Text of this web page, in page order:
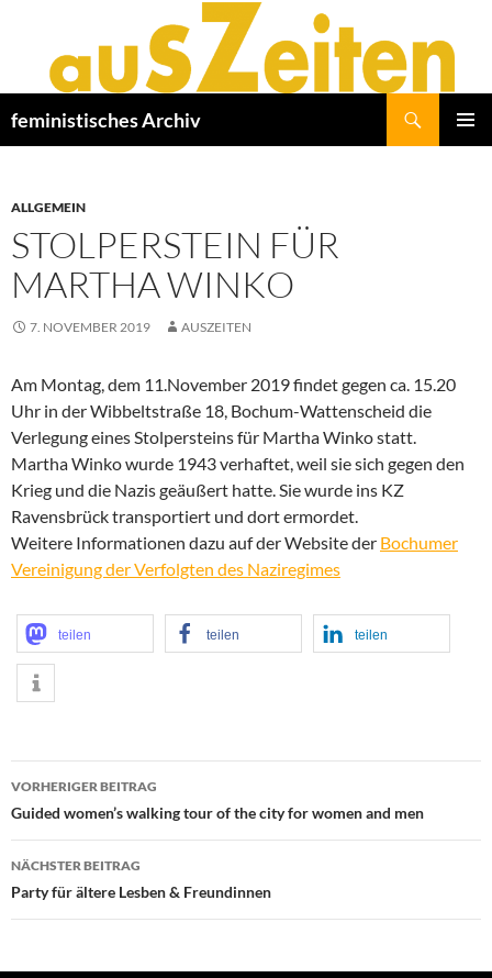
springen
feministisches Archiv
ALLGEMEIN
STOLPERSTEIN FÜR
MARTHA WINKO
7. NOVEMBER 2019 AUSZEITEN
Am Montag, dem 11.November 2019 findet gegen ca. 15.20
Uhr in der Wibbeltstraße 18, Bochum-Wattenscheid die
Verlegung eines Stolpersteins für Martha Winko statt.
Martha Winko wurde 1943 verhaftet, weil sie sich gegen den
Krieg und die Nazis geäußert hatte. Sie wurde ins KZ
Ravensbrück transportiert und dort ermordet.
Weitere Informationen dazu auf der Website der Bochumer
Vereinigung der Verfolgten des Naziregimes
teilen teilen teilen
Beitragsnavigation
VORHERIGER BEITRAG
Guided women’s walking tour of the city for women and men
NÄCHSTER BEITRAG
Party für ältere Lesben & Freundinnen